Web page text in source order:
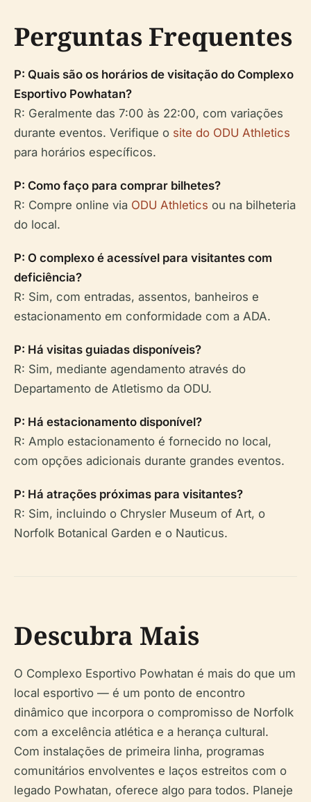
Perguntas Frequentes
P: Quais são os horários de visitação do Complexo
Esportivo Powhatan?
R: Geralmente das 7:00 às 22:00, com variações
durante eventos. Verifique o site do ODU Athletics
para horários específicos.
P: Como faço para comprar bilhetes?
R: Compre online via ODU Athletics ou na bilheteria
do local.
P: O complexo é acessível para visitantes com
deficiência?
R: Sim, com entradas, assentos, banheiros e
estacionamento em conformidade com a ADA.
P: Há visitas guiadas disponíveis?
R: Sim, mediante agendamento através do
Departamento de Atletismo da ODU.
P: Há estacionamento disponível?
R: Amplo estacionamento é fornecido no local,
com opções adicionais durante grandes eventos.
P: Há atrações próximas para visitantes?
R: Sim, incluindo o Chrysler Museum of Art, o
Norfolk Botanical Garden e o Nauticus.
Descubra Mais
O Complexo Esportivo Powhatan é mais do que um
local esportivo — é um ponto de encontro
dinâmico que incorpora o compromisso de Norfolk
com a excelência atlética e a herança cultural.
Com instalações de primeira linha, programas
comunitários envolventes e laços estreitos com o
legado Powhatan, oferece algo para todos. Planeje